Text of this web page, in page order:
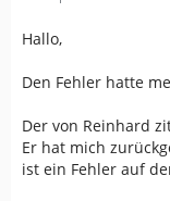
Hallo,
Den Fehler hatte
Der von Reinhard
Er hat mich
ist ein Fehler auf